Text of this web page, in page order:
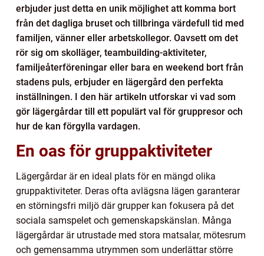
erbjuder just detta en unik möjlighet att komma bort
från det dagliga bruset och tillbringa värdefull tid med
familjen, vänner eller arbetskollegor. Oavsett om det
rör sig om skolläger, teambuilding-aktiviteter,
familjeåterföreningar eller bara en weekend bort från
stadens puls, erbjuder en lägergård den perfekta
inställningen. I den här artikeln utforskar vi vad som
gör lägergårdar till ett populärt val för gruppresor och
hur de kan förgylla vardagen.
En oas för gruppaktiviteter
Lägergårdar är en ideal plats för en mängd olika
gruppaktiviteter. Deras ofta avlägsna lägen garanterar
en störningsfri miljö där grupper kan fokusera på det
sociala samspelet och gemenskapskänslan. Många
lägergårdar är utrustade med stora matsalar, mötesrum
och gemensamma utrymmen som underlättar större